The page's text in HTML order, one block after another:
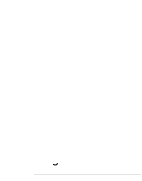
Ratgeber